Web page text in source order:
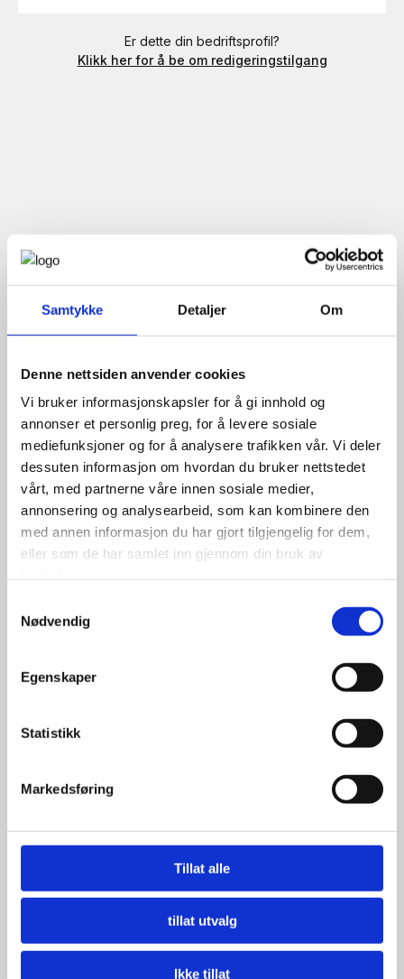
Samtykke Detaljer Om
Denne nettsiden anvender cookies
Vi bruker informasjonskapsler for å gi innhold og
annonser et personlig preg, for å levere sosiale
mediefunksjoner og for å analysere trafikken vår. Vi deler
dessuten informasjon om hvordan du bruker nettstedet
vårt, med partnerne våre innen sosiale medier,
annonsering og analysearbeid, som kan kombinere den
med annen informasjon du har gjort tilgjengelig for dem,
eller som de har samlet inn gjennom din bruk av
Nødvendig
Egenskaper
Statistikk
Markedsføring
Tillat alle
tillat utvalg
Ikke tillat
Er dette din bedriftsprofil?
Klikk her for å be om redigeringstilgang